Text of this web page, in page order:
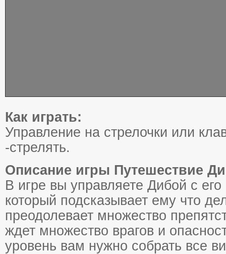
Как играть:
Управление на стрелочки или
-стрелять.
Описание игры Путешествие
В игре вы управляете Дибой с
который подсказывает ему что
преодолевает множество
ждет множество врагов и
уровень вам нужно собрать все